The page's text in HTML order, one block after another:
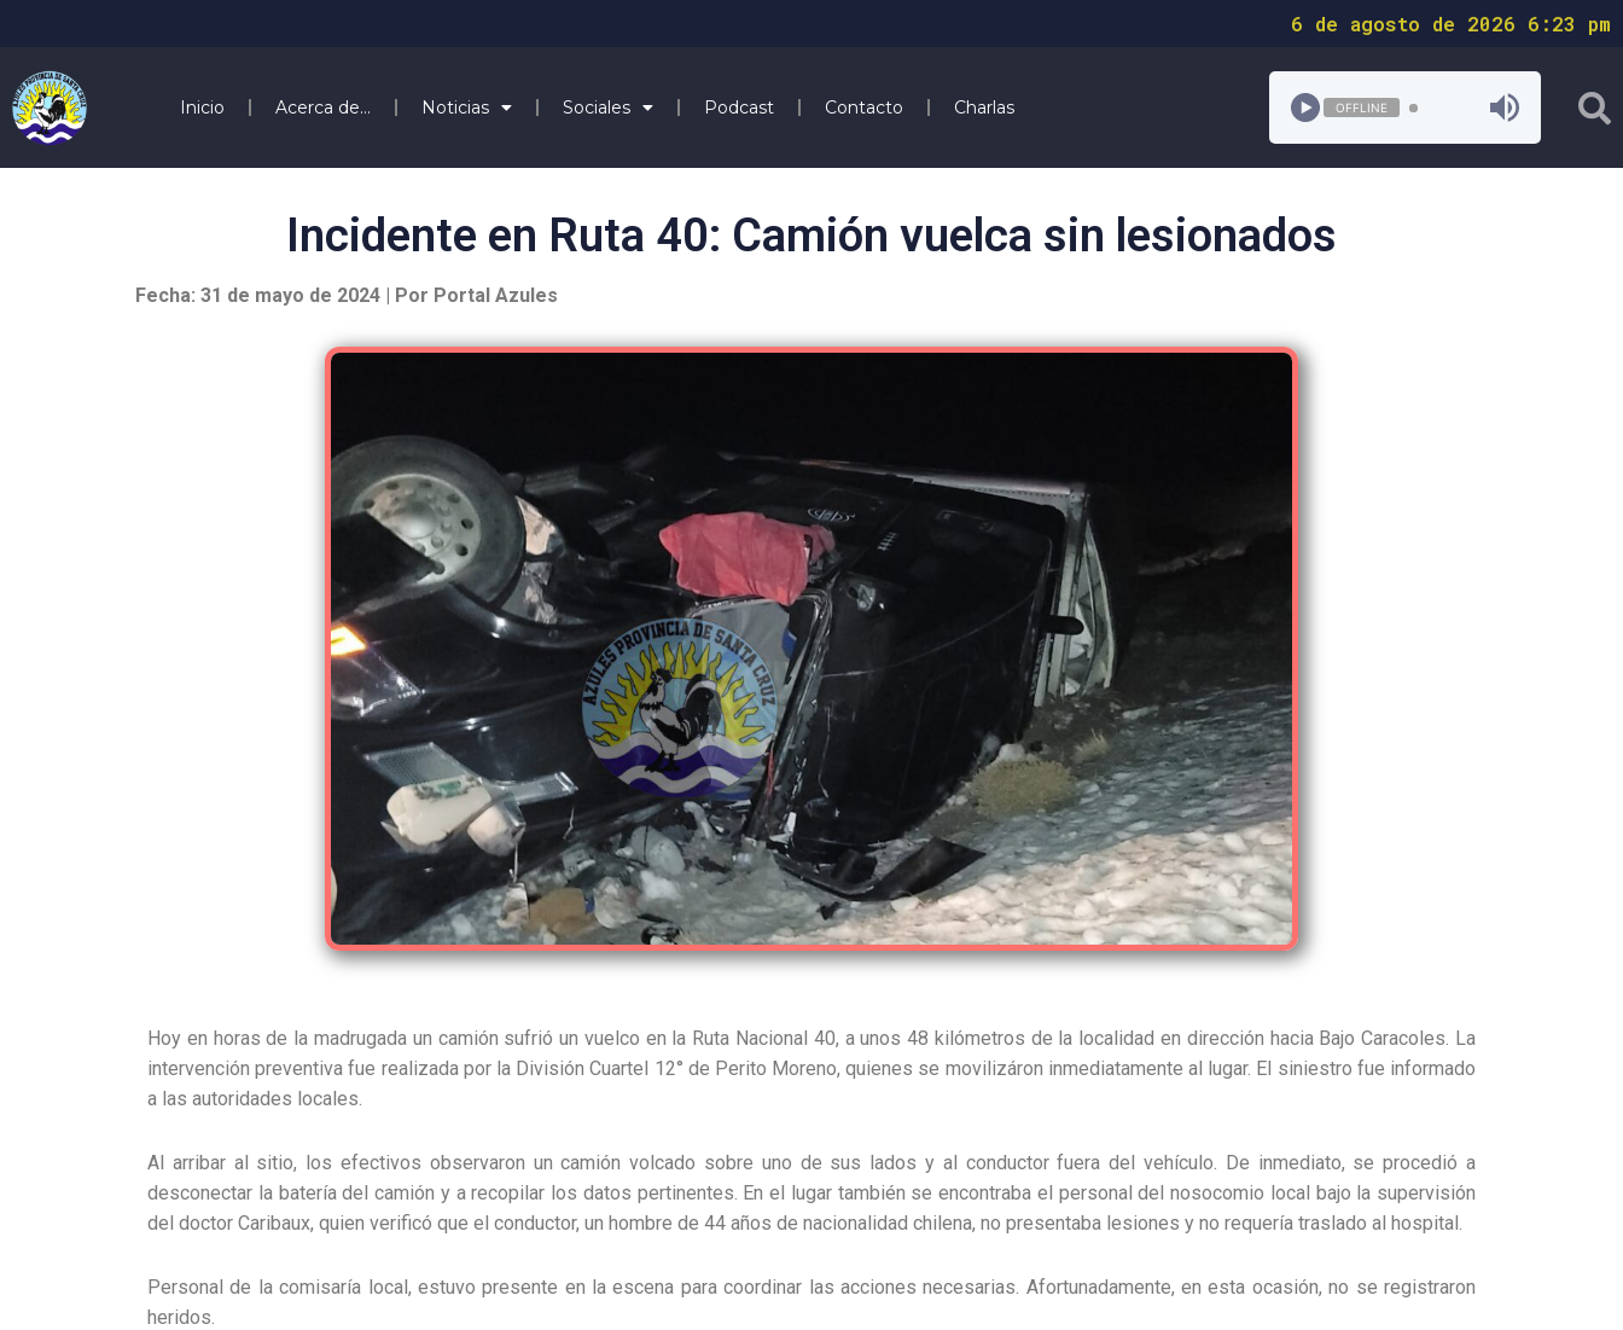
6 de agosto de 2026 6:23 pm
Inicio Acerca de… Noticias Sociales Podcast Contacto Charlas OFFLINE
Incidente en Ruta 40: Camión vuelca sin lesionados
Fecha: 31 de mayo de 2024 | Por Portal Azules
Hoy en horas de la madrugada un camión sufrió un vuelco en la Ruta Nacional 40, a unos 48 kilómetros de la localidad en dirección hacia Bajo Caracoles. La
intervención preventiva fue realizada por la División Cuartel 12° de Perito Moreno, quienes se movilizáron inmediatamente al lugar. El siniestro fue informado
a las autoridades locales.
Al arribar al sitio, los efectivos observaron un camión volcado sobre uno de sus lados y al conductor fuera del vehículo. De inmediato, se procedió a
desconectar la batería del camión y a recopilar los datos pertinentes. En el lugar también se encontraba el personal del nosocomio local bajo la supervisión
del doctor Caribaux, quien verificó que el conductor, un hombre de 44 años de nacionalidad chilena, no presentaba lesiones y no requería traslado al hospital.
Personal de la comisaría local, estuvo presente en la escena para coordinar las acciones necesarias. Afortunadamente, en esta ocasión, no se registraron
heridos.